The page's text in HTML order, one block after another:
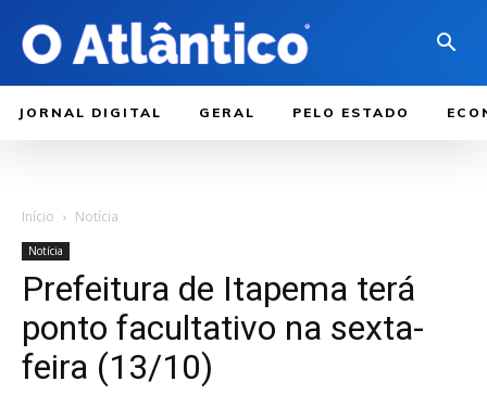
JORNAL DIGITAL GERAL PELO ESTADO
Início Notícia
Notícia
Prefeitura de Itapema terá
ponto facultativo na sexta-
feira (13/10)